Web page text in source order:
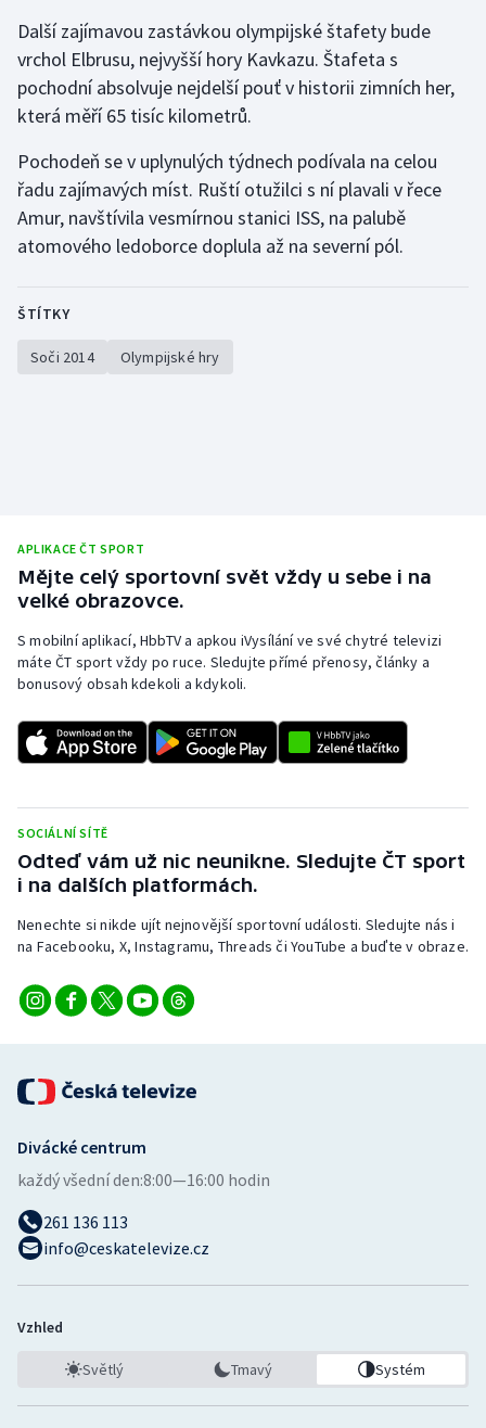
Gymnastika
Házená
Jezdectví
Krasobruslení
Parasport
Plavání
Plážový volejbal
Ragby
Rychlobruslení
Short track
Stolní tenis
Triatlon
Ostatní
Další zajímavou zastávkou olympijské štafety bude
vrchol Elbrusu, nejvyšší hory Kavkazu. Štafeta s
pochodní absolvuje nejdelší pouť v historii zimních her,
která měří 65 tisíc kilometrů.
Pochodeň se v uplynulých týdnech podívala na celou
řadu zajímavých míst. Ruští otužilci s ní plavali v řece
Amur, navštívila vesmírnou stanici ISS, na palubě
atomového ledoborce doplula až na severní pól.
ŠTÍTKY
Soči 2014 Olympijské hry
APLIKACE ČT SPORT
Mějte celý sportovní svět vždy u sebe i na
velké obrazovce.
S mobilní aplikací, HbbTV a apkou iVysílání ve své chytré televizi
máte ČT sport vždy po ruce. Sledujte přímé přenosy, články a
bonusový obsah kdekoli a kdykoli.
SOCIÁLNÍ SÍTĚ
Odteď vám už nic neunikne. Sledujte ČT sport
i na dalších platformách.
Nenechte si nikde ujít nejnovější sportovní události. Sledujte nás i
na Facebooku, X, Instagramu, Threads či YouTube a buďte v obraze.
Divácké centrum
každý všední den:8:00—16:00 hodin
261 136 113
info@ceskatelevize.cz
Vzhled
Světlý Tmavý Systém